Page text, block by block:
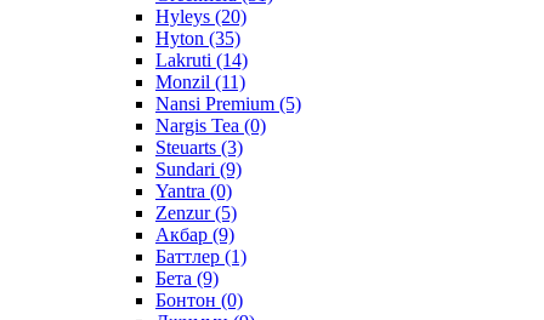
Hyleys (20)
Hyton (35)
Lakruti (14)
Monzil (11)
Nansi Premium (5)
Nargis Tea (0)
Steuarts (3)
Sundari (9)
Yantra (0)
Zenzur(5)
Акбар (9)
Баттлер (1)
Бета (9)
Бонтон (0)